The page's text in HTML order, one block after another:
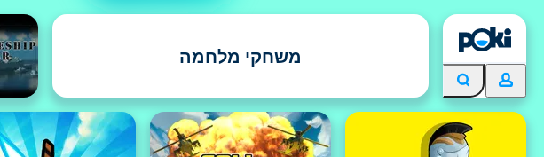
משחקי מלחמה